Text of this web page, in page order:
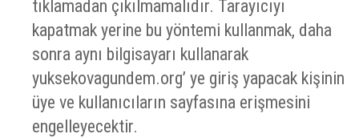
tıklamadan çıkılmamalıdır. Tarayıcıyı
kapatmak yerine bu yöntemi kullanmak, daha
sonra aynı bilgisayarı kullanarak
yuksekovagundem.org’ ye giriş yapacak kişinin
üye ve kullanıcıların sayfasına erişmesini
engelleyecektir.